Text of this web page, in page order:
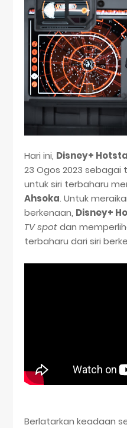
Hari ini, Disney+
23 Ogos 2023
untuk siri terbaharu
Ahsoka. Untuk
berkenaan, Disney+
TV spotdan
terbaharu dari siri
Berlatarkan keadaan